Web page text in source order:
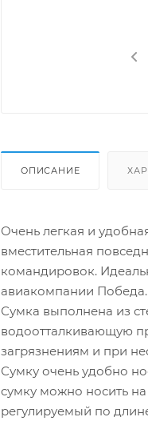
ОПИСАНИЕ
Очень легкая и
вместительная
командировок.
авиакомпании Победа.
Сумка выполнена из
водоотталкивающую
загрязнениям и при
Сумку очень удобно
сумку можно носить
регулируемый по